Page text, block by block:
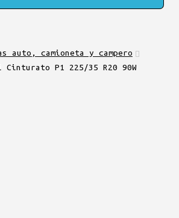
auto, camioneta y campero
P1 225/35 R20 90W